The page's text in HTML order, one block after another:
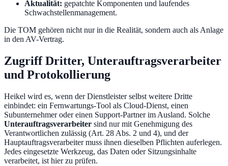
Aktualität: gepatchte Komponenten und laufendes
Schwachstellenmanagement.
Die TOM gehören nicht nur in die Realität, sondern auch als Anlage
in den AV-Vertrag.
Zugriff Dritter, Unterauftragsverarbeiter
und Protokollierung
Heikel wird es, wenn der Dienstleister selbst weitere Dritte
einbindet: ein Fernwartungs-Tool als Cloud-Dienst, einen
Subunternehmer oder einen Support-Partner im Ausland. Solche
Unterauftragsverarbeiter sind nur mit Genehmigung des
Verantwortlichen zulässig (Art. 28 Abs. 2 und 4), und der
Hauptauftragsverarbeiter muss ihnen dieselben Pflichten auferlegen.
Jedes eingesetzte Werkzeug, das Daten oder Sitzungsinhalte
verarbeitet, ist hier zu prüfen.